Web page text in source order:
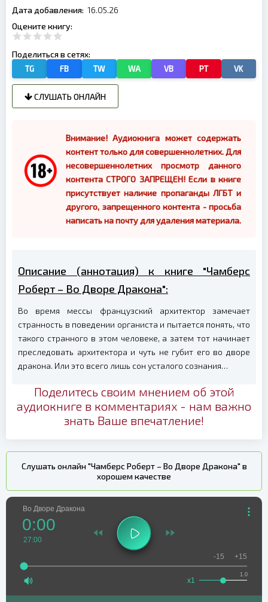
Дата добавления: 16.05.26
Оцените книгу:
Поделиться в сетях:
TG FB TW WA VB PT VK
СЛУШАТЬ ОНЛАЙН
Внимание! Аудиокнига может содержать
контент только для совершеннолетних. Для
несовершеннолетних просмотр данного
контента СТРОГО ЗАПРЕЩЕН! Если в книге
присутствует наличие пропаганды ЛГБТ и
другого, запрещенного контента - просьба
написать на почту для удаления материала.
Описание (аннотация) к книге "Чамберс
Роберт – Во Дворе Дракона":
Во время мессы французский архитектор замечает
странность в поведении органиста и пытается понять, что
такого странного в этом человеке, а затем тот начинает
преследовать архитектора и чуть не губит его во дворе
дракона. Или это всего лишь сон усталого сознания…
Поделитесь своим мнением об этой
аудиокниге в комментариях - нам важно
знать Ваше впечатление!
Слушать онлайн "Чамберс Роберт – Во Дворе Дракона" в
хорошем качестве
Во Дворе Дракона
0:00
27:00
1.0
x1
-15 +15